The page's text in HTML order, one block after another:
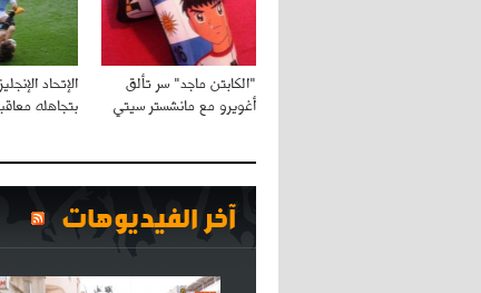
"الكابتن ماجد" سر تألق
أغويرو مع مانشستر سيتي
الإتحاد
بتجاهله
آخر الفيديوهات